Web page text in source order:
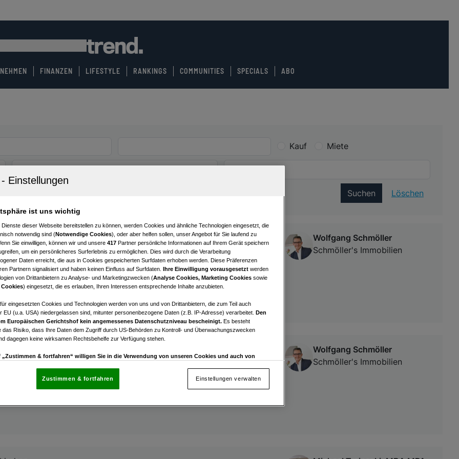
FINANZEN LIFESTYLE RANKINGS COMMUNITIES SPECIALS ABO
Kauf Miete
Suchen Löschen
mit Pool und Gartenparadies
5
Zimmer
Wolfgang Schmöller
Schmöller's Immobilien
in ruhiger Wohngegend
Wolfgang Schmöller
Schmöller's Immobilien
ist uns wichtig
Dienste dieser Webseite bereitstellen zu können, werden Cookies und ähnliche Technologien eingesetzt, die
notwendig sind (Notwendige Cookies), oder aber helfen sollen, unser Angebot für Sie laufend zu
Sie einwilligen, können wir und unsere 417 Partner persönliche Informationen auf Ihrem Gerät speichern
um ein persönlicheres Surferlebnis zu ermöglichen. Dies wird durch die Verarbeitung
Daten erreicht, die aus in Cookies gespeicherten Surfdaten erhoben werden. Diese Präferenzen
Partnern signalisiert und haben keinen Einfluss auf Surfdaten. Ihre Einwilligung vorausgesetzt werden
von Drittanbietern zu Analyse- und Marketingzwecken (Analyse Cookies, Marketing Cookies sowie
) eingesetzt, die es erlauben, Ihren Interessen entsprechende Inhalte anzubieten.
eingesetzten Cookies und Technologien werden von uns und von Drittanbietern, die zum Teil auch
EU (u.a. USA) niedergelassen sind, mitunter personenbezogene Daten (z.B. IP-Adresse) verarbeitet. Den
Europäischen Gerichtshof kein angemessenes Datenschutzniveau bescheinigt. Es besteht
das Risiko, dass Ihre Daten dem Zugriff durch US-Behörden zu Kontroll- und Überwachungszwecken
dagegen keine wirksamen Rechtsbehelfe zur Verfügung stehen.
„Zustimmen & fortfahren“ willigen Sie in die Verwendung von unseren Cookies und auch von
die sich auf jeder Seite unten im Footer befinden.
Einstellungen verwalten
Zustimmen & fortfahren